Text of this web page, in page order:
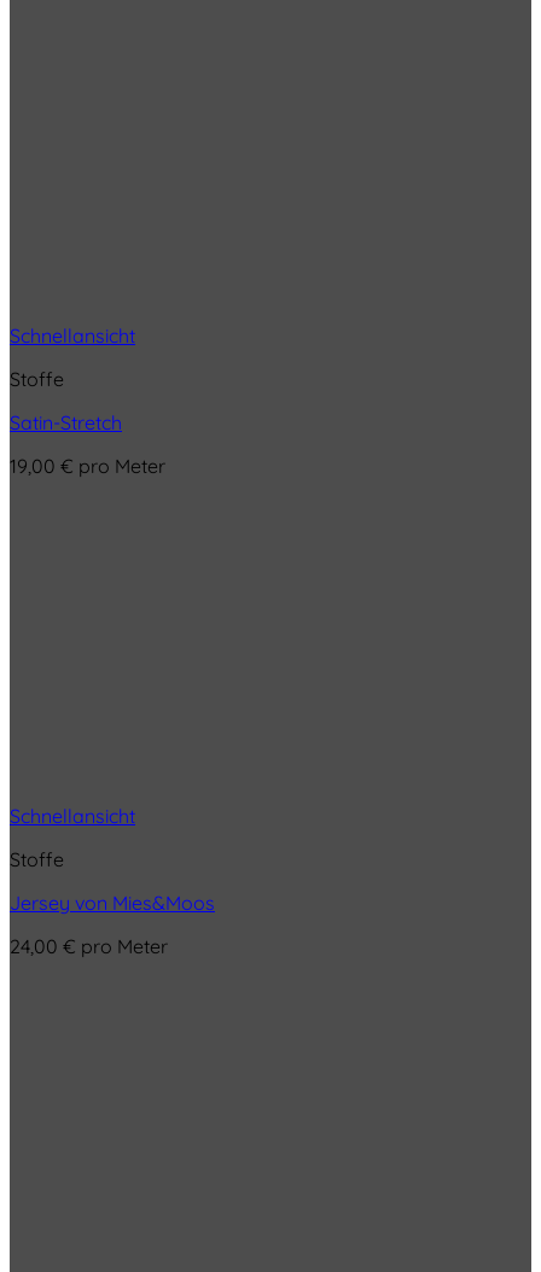
Schnellansicht
Stoffe
Satin-Stretch
19,00 € pro Meter
Schnellansicht
Stoffe
Jersey von Mies&Moos
24,00 € pro Meter